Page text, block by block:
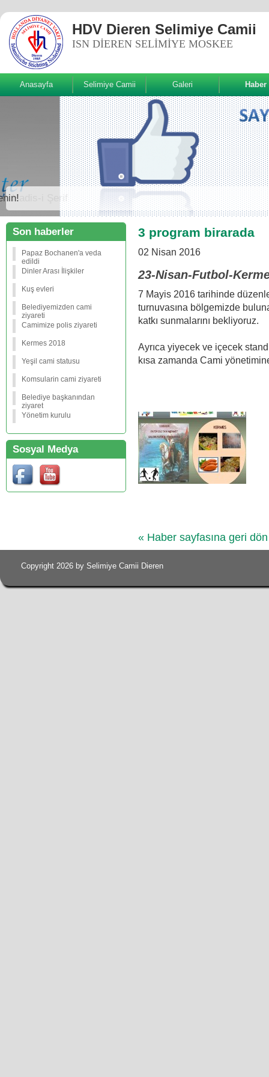
HDV Dieren Selimiye Camii
ISN DIEREN SELIMIYE MOSKEE
Anasayfa Selimiye Camii Galeri Haber
Sizde Beğenin!
Son haberler
Papaz Bochanen'a veda
edildi
Dinler Arası İlişkiler
Kuş evleri
Belediyemizden cami
ziyareti
Camimize polis ziyareti
Kermes 2018
Yeşil cami statusu
Komsularin cami ziyareti
Belediye başkanından
ziyaret
Yönetim kurulu
Sosyal Medya
3 program birarada
02 Nisan 2016
23-Nisan-Futbol-
7 Mayis 2016 tarihinde
turnuvasına bölgemizde
katkı sunmalarını bekliyoruz.
Ayrıca yiyecek ve içecek
kısa zamanda Cami
« Haber sayfasına geri dön
Copyright 2026 by Selimiye Camii Dieren